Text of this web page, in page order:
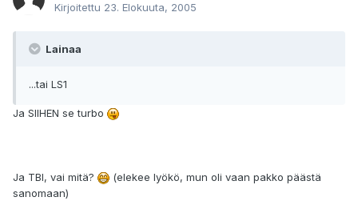
Kirjoitettu 23. Elokuuta, 2005
Lainaa
...tai LS1
Ja SIIHEN se turbo
Ja TBI, vai mitä?
(elekee lyökö, mun oli vaan pakko päästä
sanomaan)